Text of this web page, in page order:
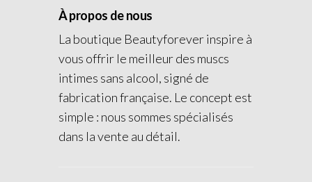
À propos de nous
La boutique Beautyforever inspire à
vous offrir le meilleur des muscs
intimes sans alcool, signé de
fabrication française. Le concept est
simple : nous sommes spécialisés
dans la vente au détail.